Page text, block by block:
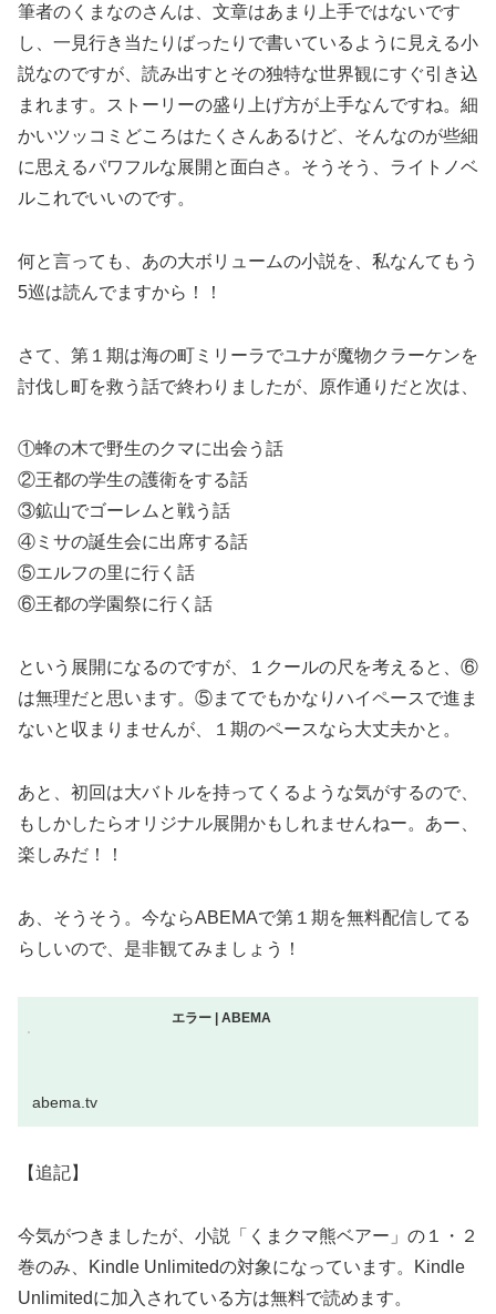
筆者のくまなのさんは、文章はあまり上手ではないです
し、一見行き当たりばったりで書いているように見える小
説なのですが、読み出すとその独特な世界観にすぐ引き込
まれます。ストーリーの盛り上げ方が上手なんですね。細
かいツッコミどころはたくさんあるけど、そんなのが些細
に思えるパワフルな展開と面白さ。そうそう、ライトノベ
ルこれでいいのです。
何と言っても、あの大ボリュームの小説を、私なんてもう
5巡は読んでますから！！
さて、第１期は海の町ミリーラでユナが魔物クラーケンを
討伐し町を救う話で終わりましたが、原作通りだと次は、
①蜂の木で野生のクマに出会う話
②王都の学生の護衛をする話
③鉱山でゴーレムと戦う話
④ミサの誕生会に出席する話
⑤エルフの里に行く話
⑥王都の学園祭に行く話
という展開になるのですが、１クールの尺を考えると、⑥
は無理だと思います。⑤まてでもかなりハイペースで進ま
ないと収まりませんが、１期のペースなら大丈夫かと。
あと、初回は大バトルを持ってくるような気がするので、
もしかしたらオリジナル展開かもしれませんねー。あー、
楽しみだ！！
あ、そうそう。今ならABEMAで第１期を無料配信してる
らしいので、是非観てみましょう！
エラー | ABEMA
abema.tv
【追記】
今気がつきましたが、小説「くまクマ熊ベアー」の１・２
巻のみ、Kindle Unlimitedの対象になっています。Kindle
Unlimitedに加入されている方は無料で読めます。